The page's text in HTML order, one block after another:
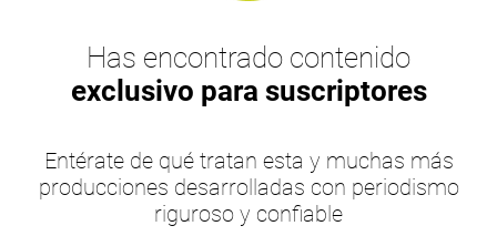
Has encontrado contenido
exclusivo para suscriptores
Entérate de qué tratan esta y muchas más
producciones desarrolladas con periodismo
riguroso y confiable